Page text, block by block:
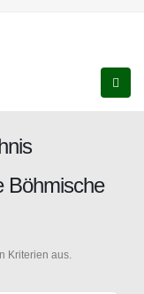
Böhmische
Kriterien aus.